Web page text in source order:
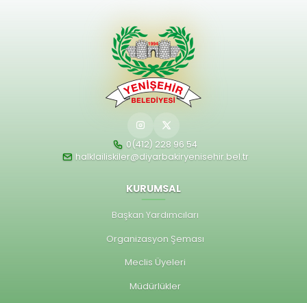
0(412) 228 96 54
halklailiskiler@diyarbakiryenisehir.bel.tr
KURUMSAL
Başkan Yardımcıları
Organizasyon Şeması
Meclis Üyeleri
Müdürlükler